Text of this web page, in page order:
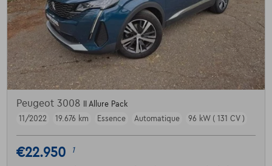
Peugeot 3008
II Allure Pack
11/2022
19.676 km Essence Automatique 96 kW ( 131 CV )
€22.950 1